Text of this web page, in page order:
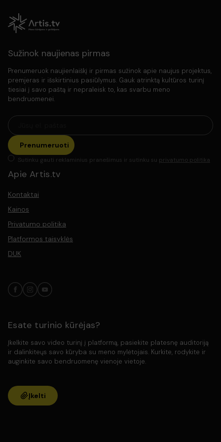
Sužinok naujienas pirmas
Prenumeruok naujienlaiškį ir pirmas sužinok apie naujus projektus,
premjeras ir išskirtinius pasiūlymus. Gauk atrinktą kultūros turinį
tiesiai į savo paštą ir nepraleisk to, kas svarbu meno
bendruomenei.
Prenumeruoti
Sutinku gauti reklaminius pranešimus ir sutinku su privatumo politika
Apie Artis.tv
Kontaktai
Kainos
Privatumo politika
Platformos taisyklės
DUK
Esate turinio kūrėjas?
Įkelkite savo video turinį į platformą, pasiekite platesnę auditoriją
ir dalinkiteųs savo kūryba su meno mylėtojais. Kurkite, rodykite ir
auginkite savo bendruomenę vienoje vietoje.
Įkelti